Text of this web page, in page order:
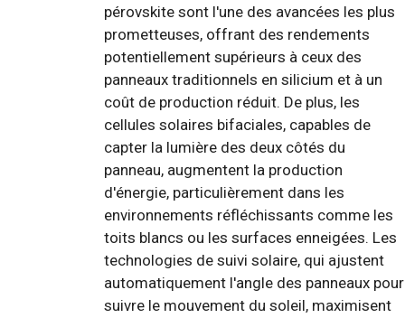
pérovskite sont l'une des avancées les plus
prometteuses, offrant des rendements
potentiellement supérieurs à ceux des
panneaux traditionnels en silicium et à un
coût de production réduit. De plus, les
cellules solaires bifaciales, capables de
capter la lumière des deux côtés du
panneau, augmentent la production
d'énergie, particulièrement dans les
environnements réfléchissants comme les
toits blancs ou les surfaces enneigées. Les
technologies de suivi solaire, qui ajustent
automatiquement l'angle des panneaux pour
suivre le mouvement du soleil, maximisent